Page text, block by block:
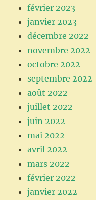
février 2023
janvier 2023
décembre 2022
novembre 2022
octobre 2022
septembre 2022
août 2022
juillet 2022
juin 2022
mai 2022
avril 2022
mars 2022
février 2022
janvier 2022